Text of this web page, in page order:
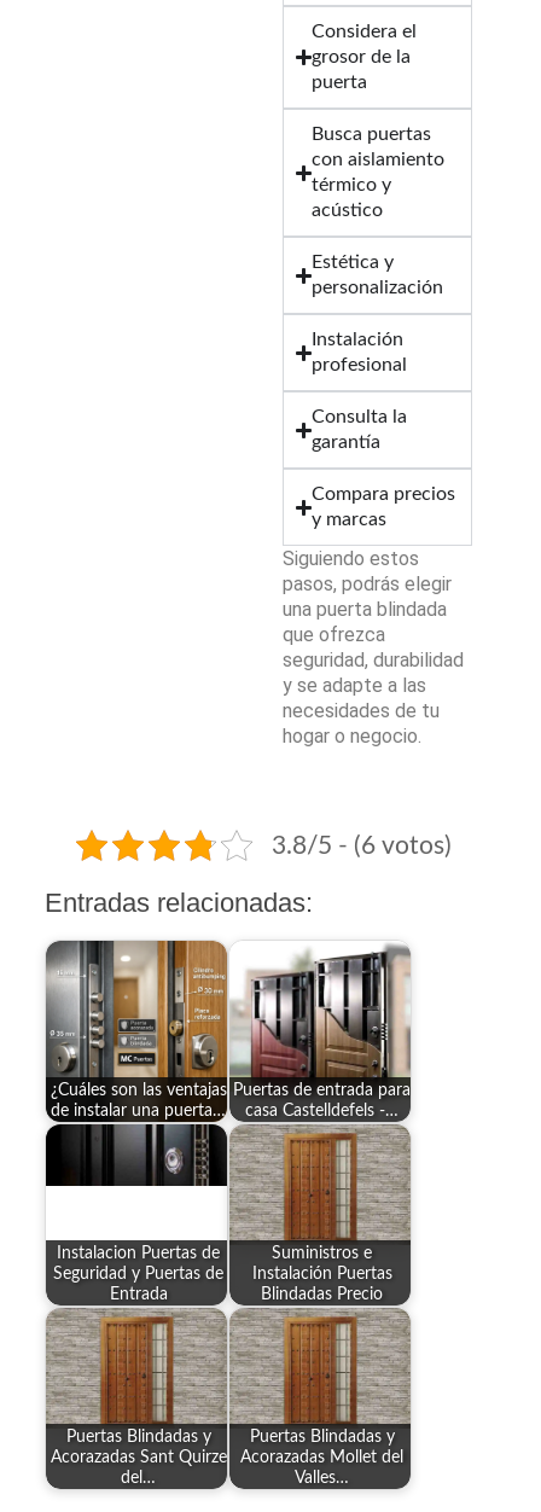
Considera el
grosor de la
puerta
Busca puertas
con aislamiento
térmico y
acústico
Estética y
personalización
Instalación
profesional
Consulta la
garantía
Compara precios
y marcas
Siguiendo estos
pasos, podrás elegir
una puerta blindada
que ofrezca
seguridad, durabilidad
y se adapte a las
necesidades de tu
hogar o negocio.
3.8/5 - (6 votos)
Entradas relacionadas:
¿Cuáles son las ventajas
de instalar una puerta…
Puertas de entrada para
casa Castelldefels -…
Instalacion Puertas de
Seguridad y Puertas de
Entrada
Suministros e
Instalación Puertas
Blindadas Precio
Puertas Blindadas y
Acorazadas Sant Quirze
del…
Puertas Blindadas y
Acorazadas Mollet del
Valles…